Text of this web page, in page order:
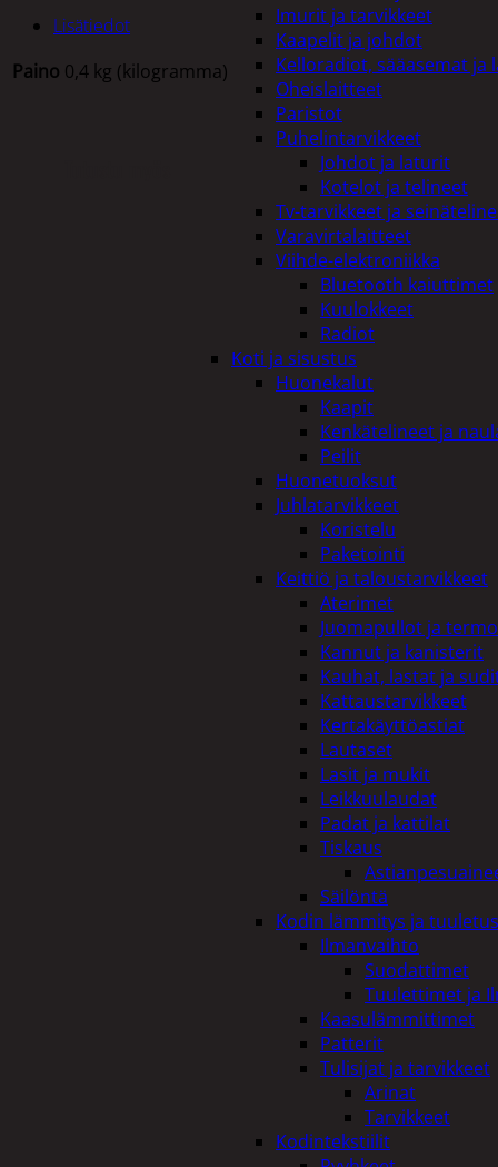
Imurit ja tarvikkeet
Kaapelit ja johdot
Kelloradiot, sääasemat
Oheislaitteet
Paristot
Puhelintarvikkeet
Johdot ja laturit
Kotelot ja telineet
Tv-tarvikkeet ja
Varavirtalaitteet
Viihde-elektroniikka
Bluetooth kaiuttimet
Kuulokkeet
Radiot
Koti ja sisustus
Huonekalut
Kaapit
Kenkätelineet ja
Peilit
Huonetuoksut
Juhlatarvikkeet
Koristelu
Paketointi
Keittiö ja taloustarvikkeet
Aterimet
Juomapullot ja
Kannut ja kanisterit
Kauhat, lastat ja
Kattaustarvikkeet
Kertakäyttöastiat
Lautaset
Lasit ja mukit
Leikkuulaudat
Padat ja kattilat
Tiskaus
Säilöntä
Kodin lämmitys ja tuuletus
Ilmanvaihto
Suodattimet
Tuulettimet ja
Kaasulämmittimet
Patterit
Tulisijat ja tarvikkeet
Arinat
Tarvikkeet
Kodintekstiilit
Lisätiedot
Paino 0,4 kg (kilogramma)